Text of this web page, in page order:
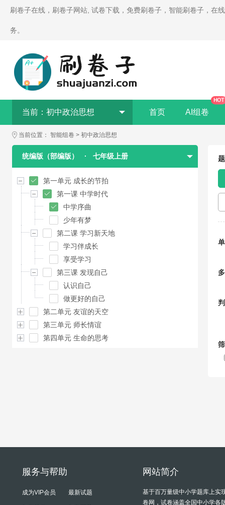
刷卷子在线，刷卷子网站, 试卷下载，免费刷卷子，智能刷卷子，在
务。
当前： 初中政治思想 首页 AI组卷
HOT
当前位置： 智能组卷 > 初中政治思想
统编版（部编版） · 七年级上册
第一单元 成长的节拍
第一课 中学时代
中学序曲
少年有梦
第二课 学习新天地
学习伴成长
享受学习
第三课 发现自己
认识自己
做更好的自己
第二单元 友谊的天空
第三单元 师长情谊
第四单元 生命的思考
服务与帮助
成为VIP会员 最新试题
网站简介
基于百万量级中小学题库上实
卷网，试卷涵盖全国中小学各